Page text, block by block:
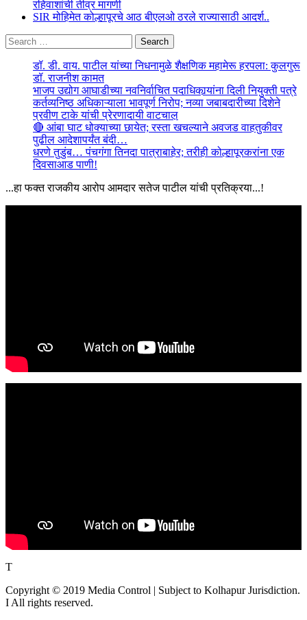
रहिवाशांची तीव्र मागणी
SIR मोहिमेत कोल्हापूरचे आठ बीएलओ ठरले राज्यासाठी आदर्श..
Search
for:
डॉ. डी. वाय. पाटील यांच्या निधनामुळे शैक्षणिक महामेरू हरपला: कुलगुरू
डॉ. राजनीश कामत
भाजप उद्योग आघाडीच्या नवनिर्वाचित पदाधिकार्‍यांना दिली नियुक्ती पत्रे
कर्तव्यनिष्ठ अधिकाऱ्याला भावपूर्ण निरोप; नव्या जबाबदारीच्या दिशेने
प्रवीण टाके यांची प्रेरणादायी वाटचाल़
🔴 आंबा घाट धोक्याच्या छायेत; रस्ता खचल्याने अवजड वाहतुकीवर
पुढील आदेशापर्यंत बंदी…
धरणे तुडुंब… पंचगंगा तिनदा पात्राबाहेर; तरीही कोल्हापूरकरांना एक
दिवसाआड पाणी!
...हा फक्त राजकीय आरोप आमदार सतेज पाटील यांची प्रतिक्रया...!
T
Copyright © 2019 Media Control | Subject to Kolhapur Jurisdiction.
I All rights reserved.